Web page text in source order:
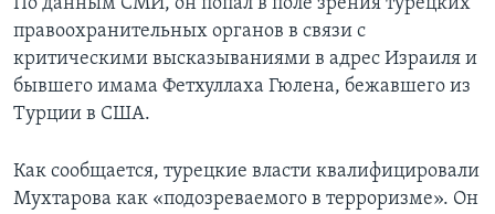
По данным СМИ, он попал в поле зрения турецких
правоохранительных органов в связи с
критическими высказываниями в адрес Израиля и
бывшего имама Фетхуллаха Гюлена, бежавшего из
Турции в США.
Как сообщается, турецкие власти квалифицировали
Мухтарова как «подозреваемого в терроризме». Он